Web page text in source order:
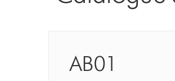
AB01